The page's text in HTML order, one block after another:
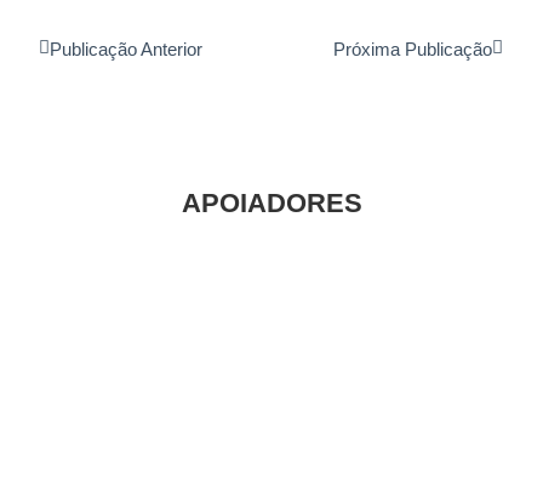
Publicação Anterior Próxima Publicação
APOIADORES